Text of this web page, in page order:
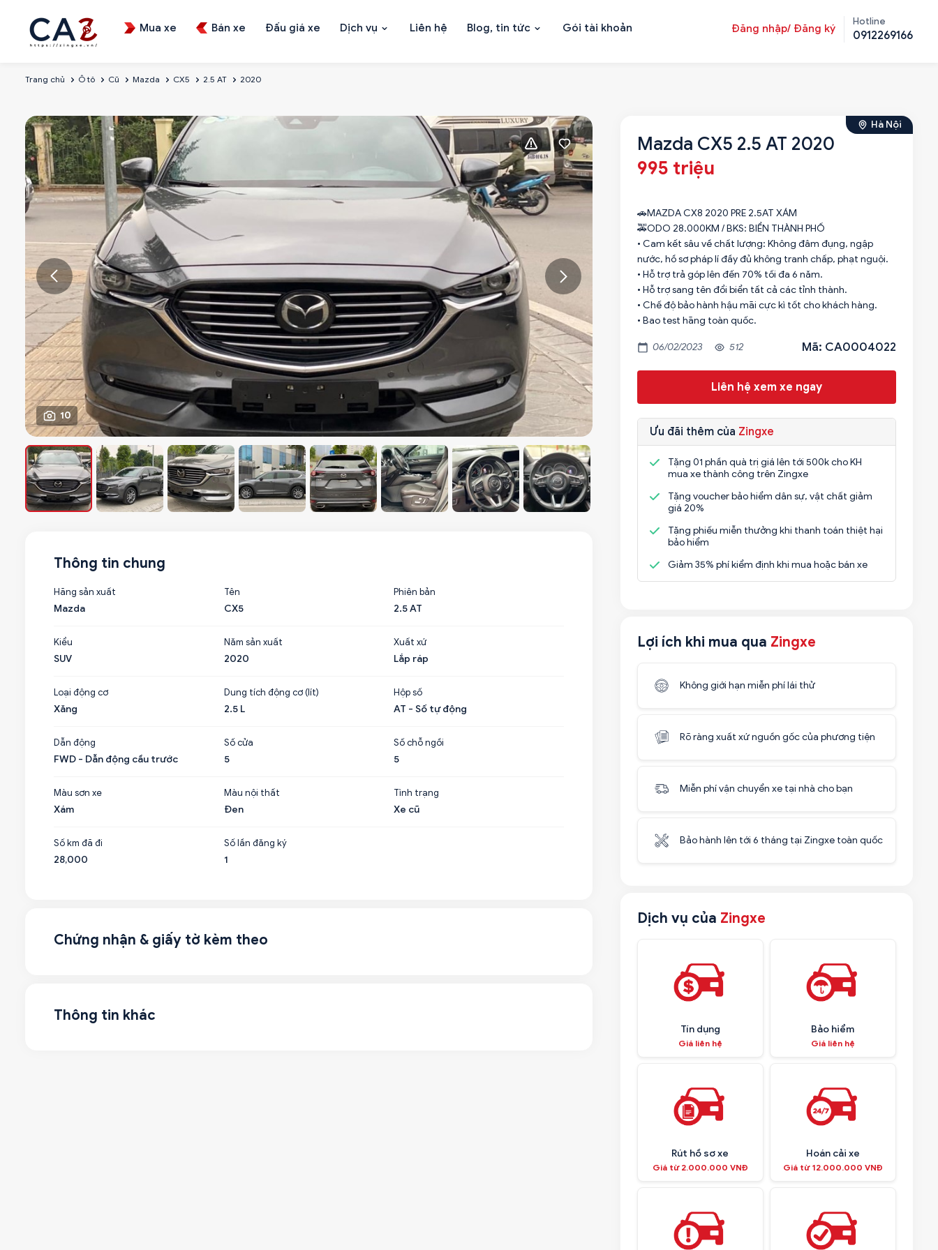
Mua xe Bán xe Đấu giá xe Dịch vụ Liên hệ Blog, tin tức Gói tài khoản Đăng nhập/ Đăng ký
Hotline
0912269166
Trang chủ Ô tô Cũ Mazda CX5 2.5 AT 2020
10
Hà Nội
Mazda CX5 2.5 AT 2020
995 triệu
🚗MAZDA CX8 2020 PRE 2.5AT XÁM
🚕ODO 28.000KM / BKS: BIỂN THÀNH PHỐ
• Cam kết sâu về chất lượng: Không đâm đụng, ngập
nước, hồ sơ pháp lí đầy đủ không tranh chấp, phạt nguội.
• Hỗ trợ trả góp lên đến 70% tối đa 6 năm.
• Hỗ trợ sang tên đổi biển tất cả các tỉnh thành.
• Chế độ bảo hành hậu mãi cực kì tốt cho khách hàng.
06/02/2023 512 Mã: CA0004022
Liên hệ xem xe ngay
Ưu đãi thêm của Zingxe
Tặng 01 phần quà trị giá lên tới 500k cho KH
mua xe thành công trên Zingxe
Tặng voucher bảo hiểm dân sự, vật chất giảm
giá 20%
Tặng phiếu miễn thưởng khi thanh toán thiệt hại
bảo hiểm
Giảm 35% phí kiểm định khi mua hoặc bán xe
Lợi ích khi mua qua Zingxe
Không giới hạn miễn phí lái thử
Rõ ràng xuất xứ nguồn gốc của phương tiện
Miễn phí vận chuyển xe tại nhà cho bạn
Bảo hành lên tới 6 tháng tại Zingxe toàn quốc
Dịch vụ của Zingxe
Tín dụng
Giá liên hệ
Bảo hiểm
Giá liên hệ
Rút hồ sơ xe
Giá từ 2.000.000 VNĐ
Hoán cải xe
Giá từ 12.000.000 VNĐ
Thông tin chung
Hãng sản xuất
Mazda
Tên
CX5
Phiên bản
2.5 AT
Kiểu
SUV
Năm sản xuất
2020
Xuất xứ
Lắp ráp
Loại động cơ
Xăng
Dung tích động cơ (lít)
2.5 L
Hộp số
AT - Số tự động
Dẫn động
FWD - Dẫn động cầu trước
Số cửa
5
Số chỗ ngồi
5
Màu sơn xe
Xám
Màu nội thất
Đen
Tình trạng
Xe cũ
Số km đã đi
28,000
Số lần đăng ký
1
Chứng nhận & giấy tờ kèm theo
Thông tin khác